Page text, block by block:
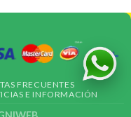
FRECUENTES
E INFORMACIÓN